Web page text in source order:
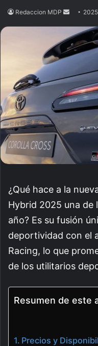
Redaccion MDP
Send
email
¿Qué hace a la
Hybrid 2025 una de
año? Es su fusión
deportividad con el
Racing, lo que
de los utilitarios
Resumen de este
Precios y